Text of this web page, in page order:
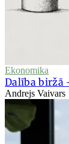
Ekonomika
Dalība biržā
Andrejs Vaivars